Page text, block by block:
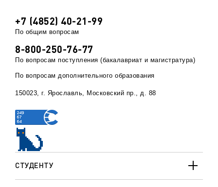
СТУДЕНТУ
+7 (4852) 40-21-99
По общим вопросам
8-800-250-76-77
По вопросам поступления (бакалавриат и магистратура)
По вопросам дополнительного образования
150023, г. Ярославль, Московский пр., д. 88